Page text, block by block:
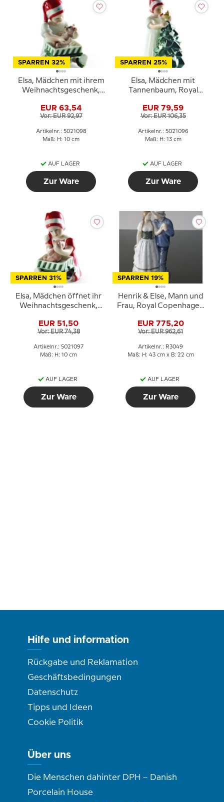
SPARREN 32%
Elsa, Mädchen mit ihrem
Weihnachtsgeschenk,
Nr. 098
EUR 63,54
Vor: EUR 92,97
Artikelnr.: 5021098
Maß: H: 10 cm
AUF LAGER
Zur Ware
SPARREN 25%
Elsa, Mädchen mit
Tannenbaum, Royal
096
EUR 79,59
Vor: EUR 106,35
Artikelnr.: 5021096
Maß: H: 13 cm
AUF LAGER
Zur Ware
SPARREN 31%
Elsa, Mädchen öffnet ihr
Weihnachtsgeschenk,
Nr. 097
EUR 51,50
Vor: EUR 74,38
Artikelnr.: 5021097
Maß: H: 10 cm
AUF LAGER
Zur Ware
SPARREN 19%
Henrik & Else, Mann und
Frau, Royal Copenhagen
EUR 775,20
Vor: EUR 962,61
Artikelnr.: R3049
Maß: H: 43 cm x B: 22 cm
AUF LAGER
Zur Ware
Hilfe und information
Rückgabe und Reklamation
Geschäftsbedingungen
Datenschutz
Tipps und Ideen
Cookie Politik
Über uns
Die Menschen dahinter DPH – Danish
Porcelain House